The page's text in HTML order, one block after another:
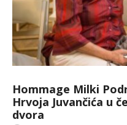
Hommage Milki
Hrvoja Juvančića u
dvora